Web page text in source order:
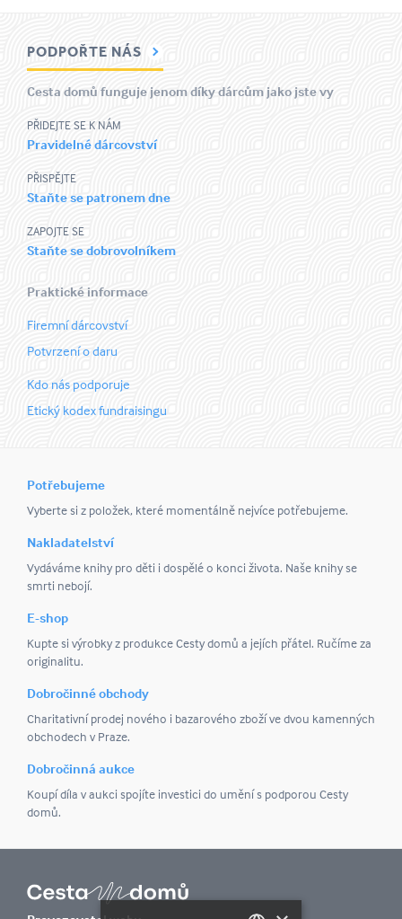
PODPOŘTE NÁS
Cesta domů funguje jenom díky dárcům jako jste vy
PŘIDEJTE SE K NÁM
Pravidelné dárcovství
PŘISPĚJTE
Staňte se patronem dne
ZAPOJTE SE
Staňte se dobrovolníkem
Praktické informace
Firemní dárcovství
Potvrzení o daru
Kdo nás podporuje
Etický kodex fundraisingu
Potřebujeme
Vyberte si z položek, které momentálně nejvíce potřebujeme.
Nakladatelství
Vydáváme knihy pro děti i dospělé o konci života. Naše knihy se
smrti nebojí.
E-shop
Kupte si výrobky z produkce Cesty domů a jejích přátel. Ručíme za
originalitu.
Dobročinné obchody
Charitativní prodej nového i bazarového zboží ve dvou kamenných
obchodech v Praze.
Dobročinná aukce
Koupí díla v aukci spojíte investici do umění s podporou Cesty
domů.